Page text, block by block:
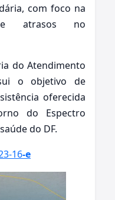
com foco na
atrasos no
do Atendimento
o objetivo de
oferecida
do Espectro
do DF.
16-e